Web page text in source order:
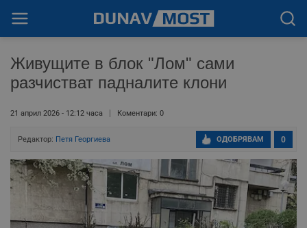
Живущите в блок "Лом" сами
разчистват падналите клони
21 април 2026 - 12:12 часа Коментари: 0
Редактор: Петя Георгиева 0
ОДОБРЯВАМ